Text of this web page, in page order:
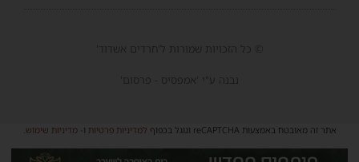
© כל הזכויות שמורות ל'חרדים אשדוד'
נבנה ע"י 'אמפסיס - פרסום'
אתר זה מאובטח באמצעות reCAPTCHA וגוגל בכפוף למדיניות פרטיות ו-מדיניות שימוש.